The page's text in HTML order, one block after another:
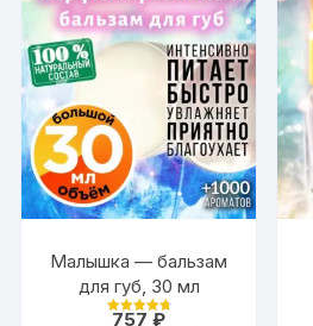
Малышка — бальзам
для губ, 30 мл
Оценка
757₽